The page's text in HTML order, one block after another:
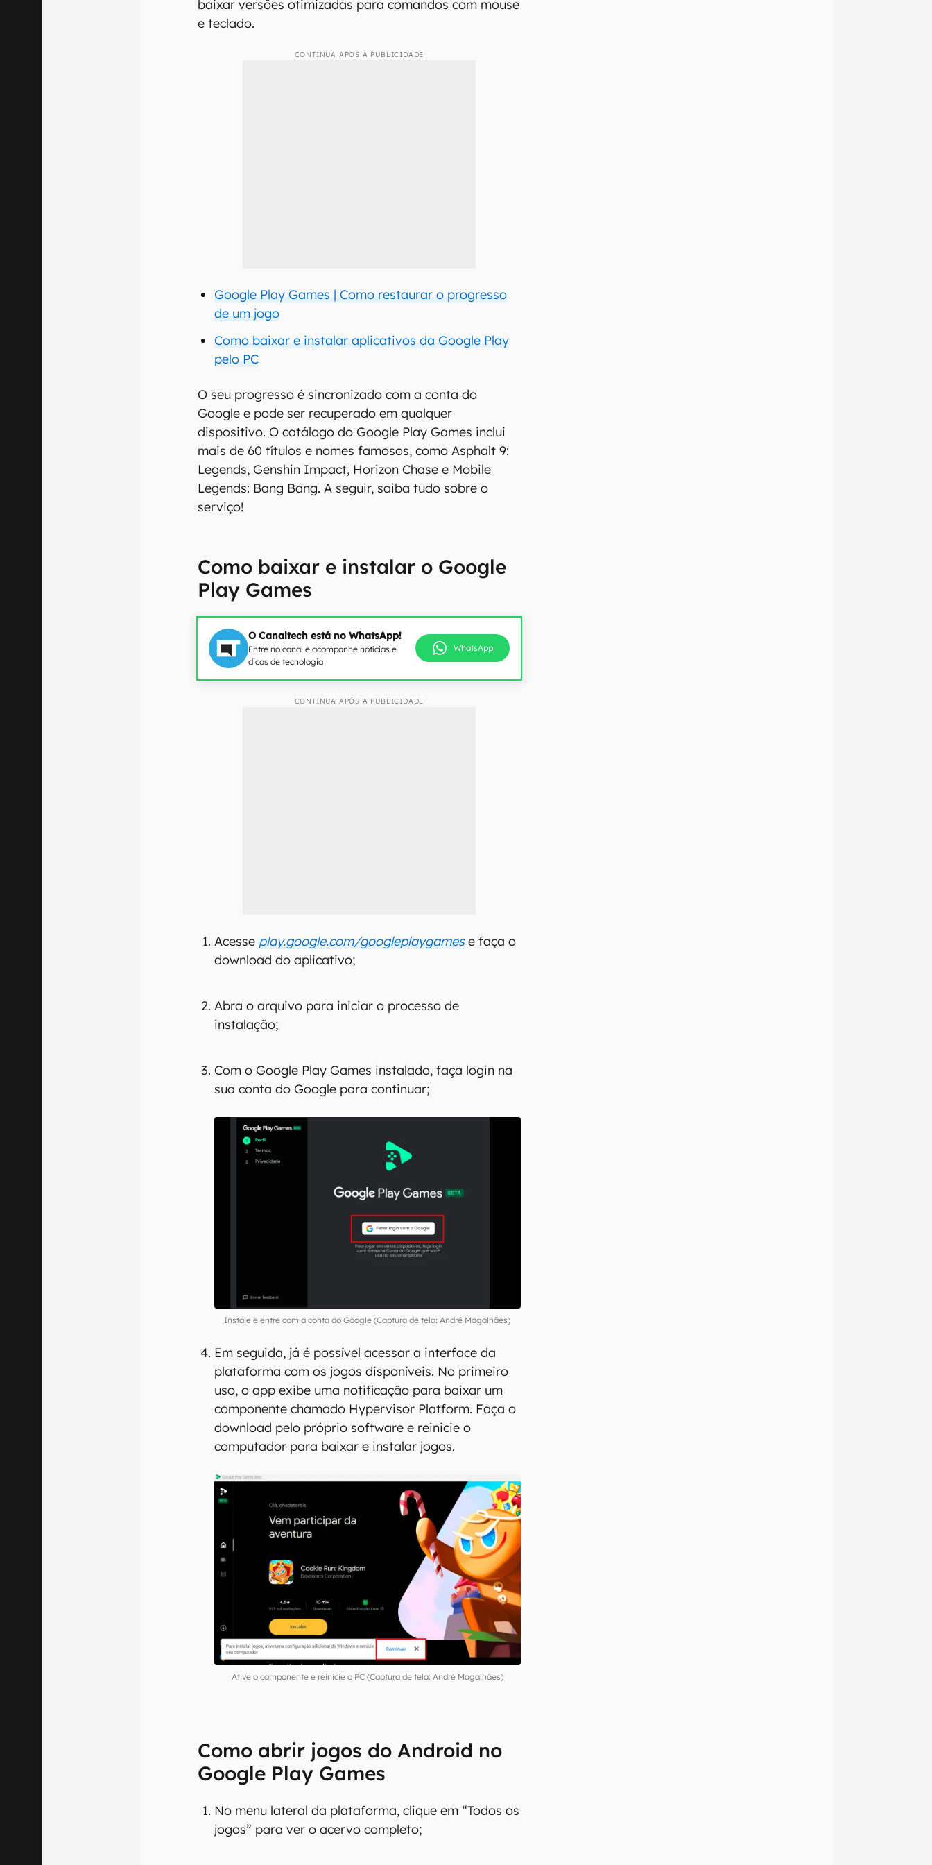
baixar versões otimizadas para comandos com mouse
e teclado.
CONTINUA APÓS A PUBLICIDADE
Google Play Games | Como restaurar o progresso
de um jogo
Como baixar e instalar aplicativos da Google Play
pelo PC
O seu progresso é sincronizado com a conta do
Google e pode ser recuperado em qualquer
dispositivo. O catálogo do Google Play Games inclui
mais de 60 títulos e nomes famosos, como Asphalt 9:
Legends, Genshin Impact, Horizon Chase e Mobile
Legends: Bang Bang. A seguir, saiba tudo sobre o
serviço!
Como baixar e instalar o Google
Play Games
O Canaltech está no WhatsApp!
Entre no canal e acompanhe notícias e
dicas de tecnologia
WhatsApp
CONTINUA APÓS A PUBLICIDADE
Acesse play.google.com/googleplaygamese faça o
download do aplicativo;
Abra o arquivo para iniciar o processo de
instalação;
Com o Google Play Games instalado, faça login na
sua conta do Google para continuar;
Instale e entre com a conta do Google (Captura de tela: André Magalhães)
Em seguida, já é possível acessar a interface da
plataforma com os jogos disponíveis. No primeiro
uso, o app exibe uma notificação para baixar um
componente chamado Hypervisor Platform. Faça o
download pelo próprio software e reinicie o
computador para baixar e instalar jogos.
Ative o componente e reinicie o PC (Captura de tela: André Magalhães)
Como abrir jogos do Android no
Google Play Games
No menu lateral da plataforma, clique em “Todos os
jogos” para ver o acervo completo;